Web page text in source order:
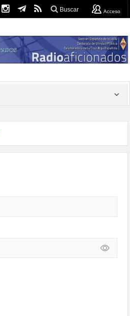
Buscar Acceso